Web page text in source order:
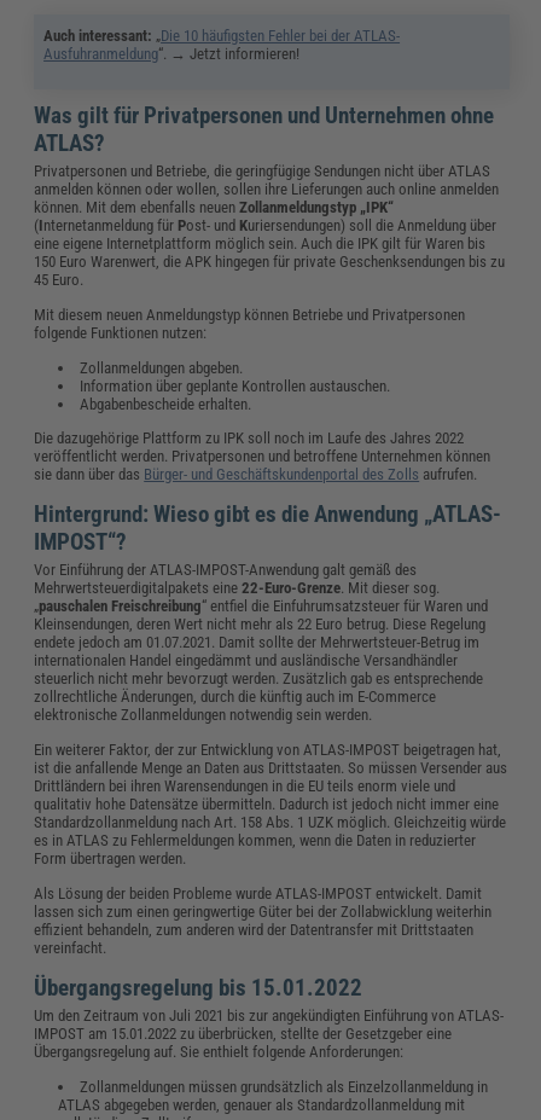
Auch interessant: „Die 10 häufigsten Fehler bei der ATLAS-
Ausfuhranmeldung“. → Jetzt informieren!
Was gilt für Privatpersonen und Unternehmen ohne
ATLAS?
Privatpersonen und Betriebe, die geringfügige Sendungen nicht über ATLAS
anmelden können oder wollen, sollen ihre Lieferungen auch online anmelden
können. Mit dem ebenfalls neuenZollanmeldungstyp „IPK“
(Internetanmeldung für Post- und Kuriersendungen) soll die Anmeldung über
eine eigene Internetplattform möglich sein. Auch die IPK gilt für Waren bis
150 Euro Warenwert, die APK hingegen für private Geschenksendungen bis zu
45 Euro.
Mit diesem neuen Anmeldungstyp können Betriebe und Privatpersonen
folgende Funktionen nutzen:
Zollanmeldungen abgeben.
Information über geplante Kontrollen austauschen.
Abgabenbescheide erhalten.
Die dazugehörige Plattform zu IPK soll noch im Laufe des Jahres 2022
veröffentlicht werden. Privatpersonen und betroffene Unternehmen können
sie dann über das Bürger- und Geschäftskundenportal des Zolls aufrufen.
Hintergrund: Wieso gibt es die Anwendung „ATLAS-
IMPOST“?
Vor Einführung der ATLAS-IMPOST-Anwendung galt gemäß des
Mehrwertsteuerdigitalpakets eine22-Euro-Grenze . Mit dieser sog.
„pauschalen Freischreibung“ entfiel die Einfuhrumsatzsteuer für Waren und
Kleinsendungen, deren Wert nicht mehr als 22 Euro betrug. Diese Regelung
endete jedoch am 01.07.2021. Damit sollte der Mehrwertsteuer-Betrug im
internationalen Handel eingedämmt und ausländische Versandhändler
steuerlich nicht mehr bevorzugt werden. Zusätzlich gab es entsprechende
zollrechtliche Änderungen, durch die künftig auch im E-Commerce
elektronische Zollanmeldungen notwendig sein werden.
Ein weiterer Faktor, der zur Entwicklung von ATLAS-IMPOST beigetragen hat,
ist die anfallende Menge an Daten aus Drittstaaten. So müssen Versender aus
Drittländern bei ihren Warensendungen in die EU teils enorm viele und
qualitativ hohe Datensätze übermitteln. Dadurch ist jedoch nicht immer eine
Standardzollanmeldung nach Art. 158 Abs. 1 UZK möglich. Gleichzeitig würde
es in ATLAS zu Fehlermeldungen kommen, wenn die Daten in reduzierter
Form übertragen werden.
Als Lösung der beiden Probleme wurde ATLAS-IMPOST entwickelt. Damit
lassen sich zum einen geringwertige Güter bei der Zollabwicklung weiterhin
effizient behandeln, zum anderen wird der Datentransfer mit Drittstaaten
vereinfacht.
Übergangsregelung bis 15.01.2022
Um den Zeitraum von Juli 2021 bis zur angekündigten Einführung von ATLAS-
IMPOST am 15.01.2022 zu überbrücken, stellte der Gesetzgeber eine
Übergangsregelung auf. Sie enthielt folgende Anforderungen:
Zollanmeldungen müssen grundsätzlich als Einzelzollanmeldung in
ATLAS abgegeben werden, genauer als Standardzollanmeldung mit